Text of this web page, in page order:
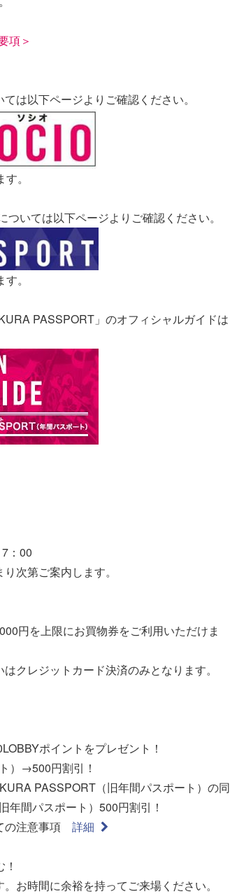
項＞
は以下ページよりご確認ください。
。
いては以下ページよりご確認ください。
。
PASSPORT」のオフィシャルガイドは
：00
次第ご案内します。
円を上限にお買物券をご利用いただけま
クレジットカード決済のみとなります。
ポイントをプレゼント！
）→500円割引！
PASSPORT（旧年間パスポート）の同
年間パスポート）500円割引！
の注意事項 詳細
お時間に余裕を持ってご来場ください。